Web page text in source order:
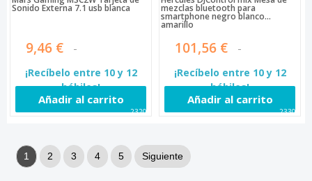
Sonido Externa 7.1 usb blanca
9,46 €
¡Recíbelo entre 10 y 12
hábiles!
Añadir al carrito
23205
mezclas bluetooth para
smartphone negro blanco
amarillo
101,56 €
¡Recíbelo entre 10 y 12
hábiles!
Añadir al carrito
23303
1 2 3 4 5 Siguiente